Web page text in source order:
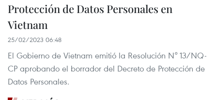
Protección de Datos Personales en
Vietnam
25/02/2023 06:48
El Gobierno de Vietnam emitió la Resolución N° 13/NQ-
CP aprobando el borrador del Decreto de Protección de
Datos Personales.